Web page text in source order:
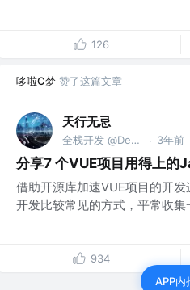
126
哆啦C梦 赞了这篇文章
天行无忌
全栈开发 @DevPoint · 3年前
分享7 个VUE项目用得上
借助开源库加速VUE项目的开
开发比较常见的方式，平常收集
934
APP内